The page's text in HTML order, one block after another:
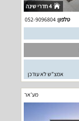
4 חדרי שינה
טלפון:052-9096804
אמצ"ש לא עודכן
מע'אר